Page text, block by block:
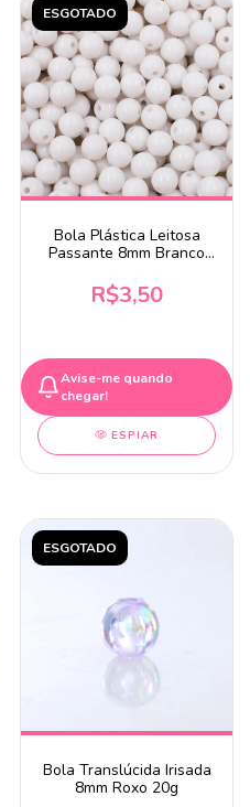
ESGOTADO
Bola Plástica Leitosa
Passante 8mm Branco
R$3,50
Avise-me quando
chegar!
ESPIAR
ESGOTADO
Bola Translúcida Irisada
8mm Roxo 20g